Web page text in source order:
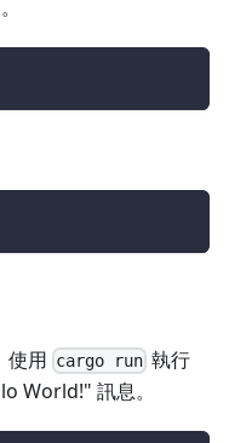
使用 cargo run 執行
World!" 訊息。